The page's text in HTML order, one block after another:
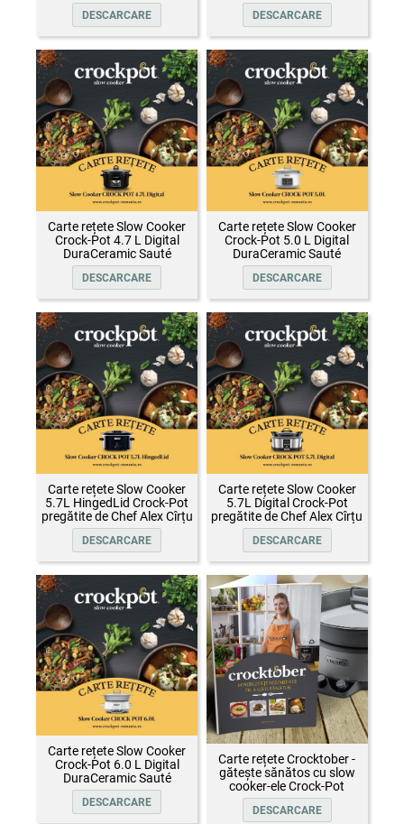
DESCARCARE DESCARCARE
Carte rețete Slow Cooker
Crock-Pot 4.7 L Digital
DuraCeramic Sauté
DESCARCARE
Carte rețete Slow Cooker
Crock-Pot 5.0 L Digital
DuraCeramic Sauté
DESCARCARE
Carte rețete Slow Cooker
5.7L HingedLid Crock-Pot
pregătite de Chef Alex Cîrțu
DESCARCARE
Carte rețete Slow Cooker
5.7L Digital Crock-Pot
pregătite de Chef Alex Cîrțu
DESCARCARE
Carte rețete Slow Cooker
Crock-Pot 6.0 L Digital
DuraCeramic Sauté
DESCARCARE
Carte rețete Crocktober -
gătește sănătos cu slow
cooker-ele Crock-Pot
DESCARCARE